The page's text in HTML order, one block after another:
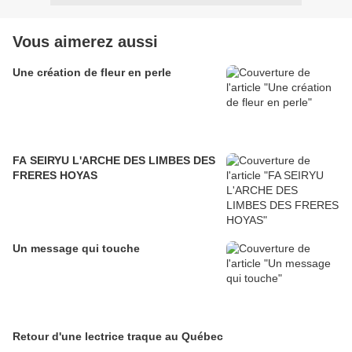
Vous aimerez aussi
Une création de fleur en perle
FA SEIRYU L'ARCHE DES LIMBES DES
FRERES HOYAS
Un message qui touche
Retour d'une lectrice traque au Québec